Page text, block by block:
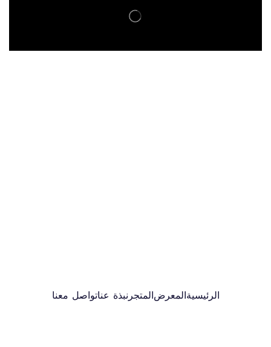
الرئيسية المعرض المتجر نبذة عناتواصل معنا